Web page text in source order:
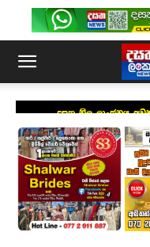
දසත නිල ලාංඡනය